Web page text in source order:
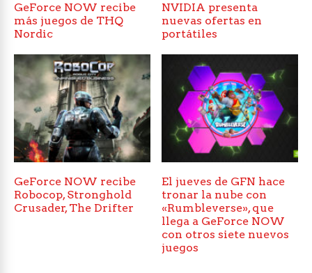
GeForce NOW recibe
más juegos de THQ
Nordic
NVIDIA presenta
nuevas ofertas en
portátiles
GeForce NOW recibe
Robocop, Stronghold
Crusader, The Drifter
El jueves de GFN hace
tronar la nube con
«Rumbleverse», que
llega a GeForce NOW
con otros siete nuevos
juegos